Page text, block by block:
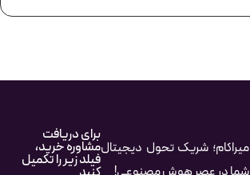
میراکام؛ شریک تحول دیجیتال
برای دریافت
مشاوره خرید،
فیلد زیر را تکمیل